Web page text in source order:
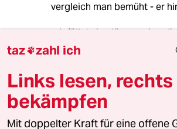
vergleich man bemüht - er
mir fällt keine lösung ein -
jeden fall eine ganz
viele konsumenten wollen
umsonst (die gründe dafür
unwissenheit bis
kunstschaffenden wünschen
eine angemessene
aussehen? und wie nicht
taz zahl ich
Links lesen, rechts
bekämpfen
Mit doppelter Kraft für eine offene